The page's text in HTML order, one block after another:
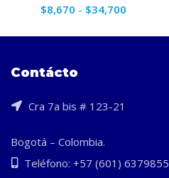
$8,670 - $34,700Rango
precios:
Contácto
Cra 7a bis # 123-21
Bogotá – Colombia.
Teléfono: +57 (601) 6379855